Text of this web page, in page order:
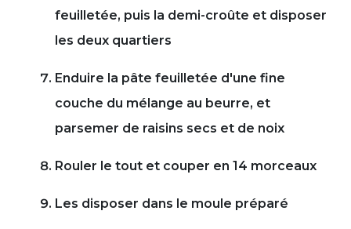
feuilletée, puis la demi-croûte et disposer
les deux quartiers
Enduire la pâte feuilletée d'une fine
couche du mélange au beurre, et
parsemer de raisins secs et de noix
Rouler le tout et couper en 14 morceaux
Les disposer dans le moule préparé